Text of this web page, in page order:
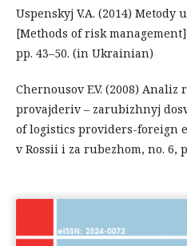
Uspenskyj V.A. (2014)
[Methods of risk
pp. 43–50. (in Ukrainian)
Chernousov E.V. (2008)
provajderiv – zarubizhnyj
of logistics providers-foreign
v Rossii i za rubezhom, no. 6,